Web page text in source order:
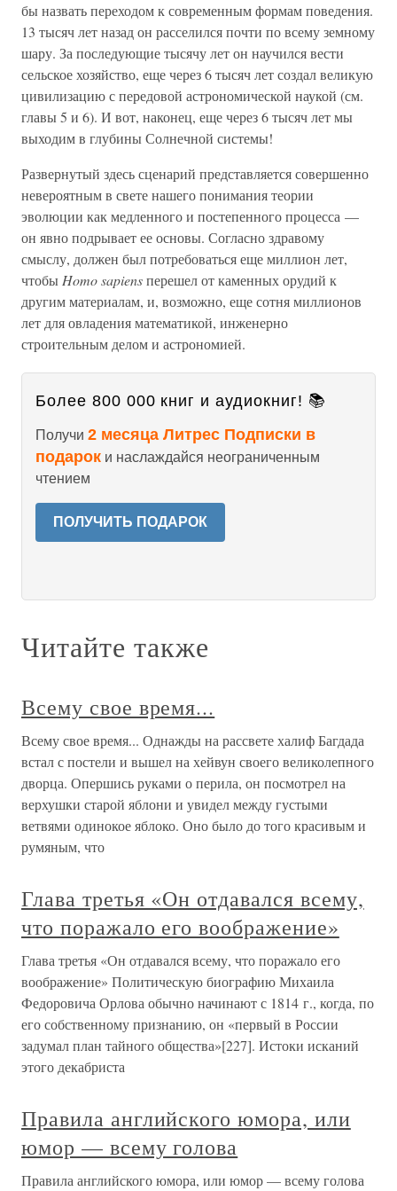
бы назвать переходом к современным формам поведения.
13 тысяч лет назад он расселился почти по всему земному
шару. За последующие тысячу лет он научился вести
сельское хозяйство, еще через 6 тысяч лет создал великую
цивилизацию с передовой астрономической наукой (см.
главы 5 и 6). И вот, наконец, еще через 6 тысяч лет мы
выходим в глубины Солнечной системы!
Развернутый здесь сценарий представляется совершенно
невероятным в свете нашего понимания теории
эволюции как медленного и постепенного процесса —
он явно подрывает ее основы. Согласно здравому
смыслу, должен был потребоваться еще миллион лет,
чтобыHomo sapiensперешел от каменных орудий к
другим материалам, и, возможно, еще сотня миллионов
лет для овладения математикой, инженерно
строительным делом и астрономией.
Более 800 000 книг и аудиокниг! 📚
Получи 2 месяца Литрес Подписки в
подарок и наслаждайся неограниченным
чтением
ПОЛУЧИТЬ ПОДАРОК
Читайте также
Всему свое время...
Всему свое время... Однажды на рассвете халиф Багдада
встал с постели и вышел на хейвун своего великолепного
дворца. Опершись руками о перила, он посмотрел на
верхушки старой яблони и увидел между густыми
ветвями одинокое яблоко. Оно было до того красивым и
румяным, что
Глава третья «Он отдавался всему,
что поражало его воображение»
Глава третья «Он отдавался всему, что поражало его
воображение» Политическую биографию Михаила
Федоровича Орлова обычно начинают с 1814 г., когда, по
его собственному признанию, он «первый в России
задумал план тайного общества»[227]. Истоки исканий
этого декабриста
Правила английского юмора, или
юмор — всему голова
Правила английского юмора, или юмор — всему голова